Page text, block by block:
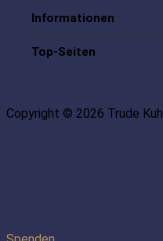
Informationen
Top-Seiten
Copyright © 2026 Trude Kuh